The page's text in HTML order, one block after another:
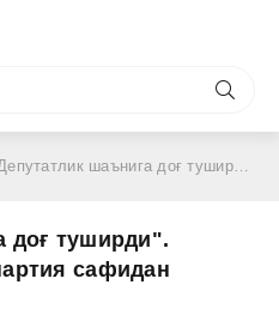
шаънига доғ туширди". Қамашилик депутат партия сафидан чиқариб юборилди
доғ туширди".
сафидан